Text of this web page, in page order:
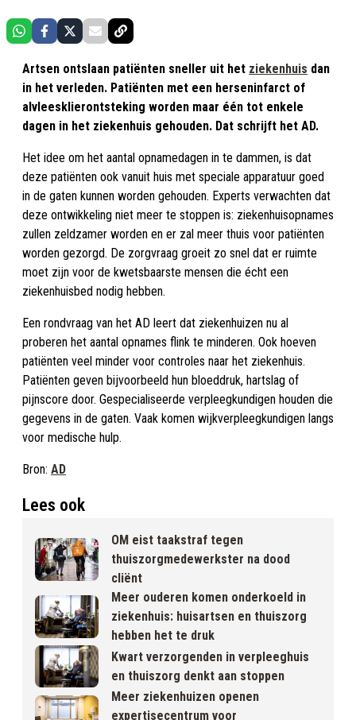
Artsen ontslaan patiënten sneller uit het ziekenhuis dan
in het verleden. Patiënten met een herseninfarct of
alvleesklierontsteking worden maar één tot enkele
dagen in het ziekenhuis gehouden. Dat schrijft het AD.
Het idee om het aantal opnamedagen in te dammen, is dat
deze patiënten ook vanuit huis met speciale apparatuur goed
in de gaten kunnen worden gehouden. Experts verwachten dat
deze ontwikkeling niet meer te stoppen is: ziekenhuisopnames
zullen zeldzamer worden en er zal meer thuis voor patiënten
worden gezorgd. De zorgvraag groeit zo snel dat er ruimte
moet zijn voor de kwetsbaarste mensen die écht een
ziekenhuisbed nodig hebben.
Een rondvraag van het AD leert dat ziekenhuizen nu al
proberen het aantal opnames flink te minderen. Ook hoeven
patiënten veel minder voor controles naar het ziekenhuis.
Patiënten geven bijvoorbeeld hun bloeddruk, hartslag of
pijnscore door. Gespecialiseerde verpleegkundigen houden die
gegevens in de gaten. Vaak komen wijkverpleegkundigen langs
voor medische hulp.
Bron: AD
Lees ook
OM eist taakstraf tegen
thuiszorgmedewerkster na dood
cliënt
Meer ouderen komen onderkoeld in
ziekenhuis: huisartsen en thuiszorg
hebben het te druk
Kwart verzorgenden in verpleeghuis
en thuiszorg denkt aan stoppen
Meer ziekenhuizen openen
expertisecentrum voor